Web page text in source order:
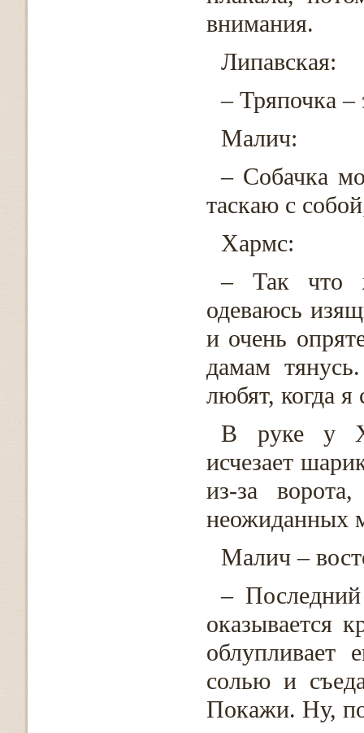
внимания.
Липавская:
– Тряпочка –
Малич:
– Собачка
таскаю с
Хармс:
– Так что
одеваюсь
и очень
дамам
любят, когда
В руке у
исчезает
из-за
неожиданных
Малич –
–
оказывается
облупливает
солью и
Покажи. Ну,